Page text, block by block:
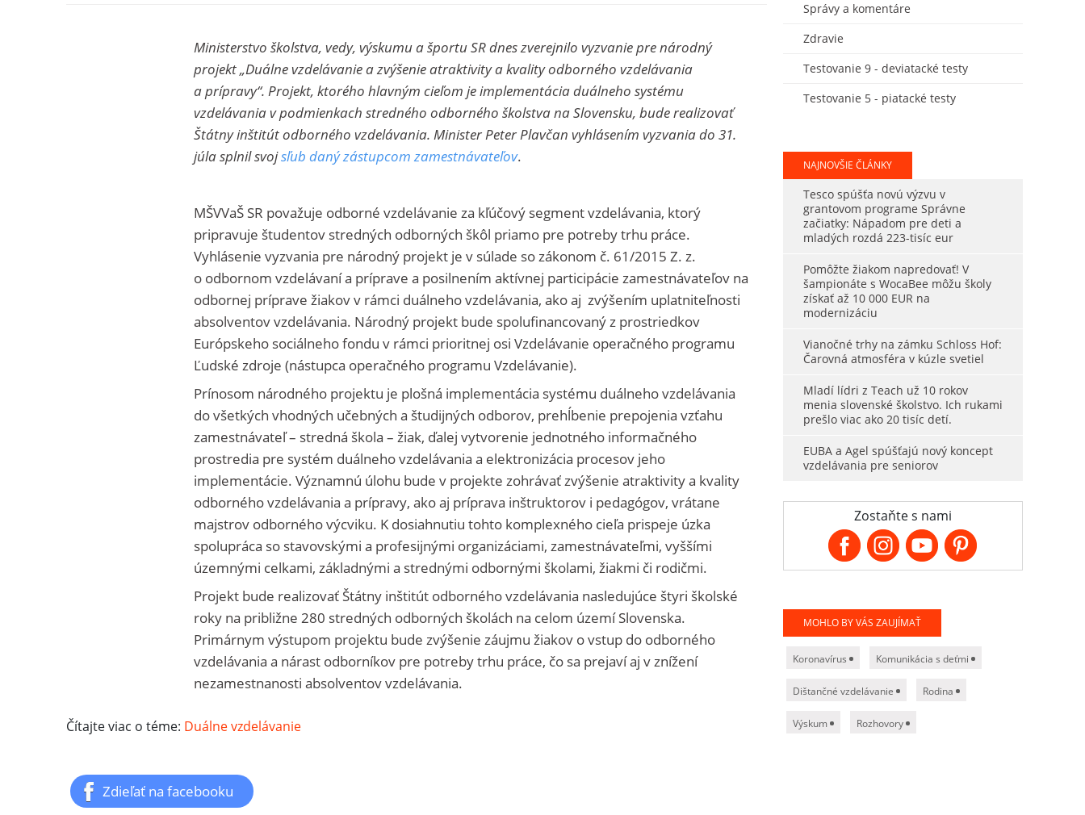
Ministerstvo školstva, vedy, výskumu a športu SR dnes zverejnilo vyzvanie pre národný
projekt „Duálne vzdelávanie a zvýšenie atraktivity a kvality odborného vzdelávania
a prípravy“. Projekt, ktorého hlavným cieľom je implementácia duálneho systému
vzdelávania v podmienkach stredného odborného školstva na Slovensku, bude realizovať
Štátny inštitút odborného vzdelávania. Minister Peter Plavčan vyhlásením vyzvania do 31.
júla splnil svojsľub daný zástupcom zamestnávateľov.
MŠVVaŠ SR považuje odborné vzdelávanie za kľúčový segment vzdelávania, ktorý
pripravuje študentov stredných odborných škôl priamo pre potreby trhu práce.
Vyhlásenie vyzvania pre národný projekt je v súlade so zákonom č. 61/2015 Z. z.
o odbornom vzdelávaní a príprave a posilnením aktívnej participácie zamestnávateľov na
odbornej príprave žiakov v rámci duálneho vzdelávania, ako aj zvýšením uplatniteľnosti
absolventov vzdelávania. Národný projekt bude spolufinancovaný z prostriedkov
Európskeho sociálneho fondu v rámci prioritnej osi Vzdelávanie operačného programu
Ľudské zdroje (nástupca operačného programu Vzdelávanie).
Prínosom národného projektu je plošná implementácia systému duálneho vzdelávania
do všetkých vhodných učebných a študijných odborov, prehĺbenie prepojenia vzťahu
zamestnávateľ – stredná škola – žiak, ďalej vytvorenie jednotného informačného
prostredia pre systém duálneho vzdelávania a elektronizácia procesov jeho
implementácie. Významnú úlohu bude v projekte zohrávať zvýšenie atraktivity a kvality
odborného vzdelávania a prípravy, ako aj príprava inštruktorov i pedagógov, vrátane
majstrov odborného výcviku. K dosiahnutiu tohto komplexného cieľa prispeje úzka
spolupráca so stavovskými a profesijnými organizáciami, zamestnávateľmi, vyššími
územnými celkami, základnými a strednými odbornými školami, žiakmi či rodičmi.
Projekt bude realizovať Štátny inštitút odborného vzdelávania nasledujúce štyri školské
roky na približne 280 stredných odborných školách na celom území Slovenska.
Primárnym výstupom projektu bude zvýšenie záujmu žiakov o vstup do odborného
vzdelávania a nárast odborníkov pre potreby trhu práce, čo sa prejaví aj v znížení
nezamestnanosti absolventov vzdelávania.
Čítajte viac o téme: Duálne vzdelávanie
Zdieľať na facebooku
Správy a komentáre
Zdravie
Testovanie 9 - deviatacké testy
Testovanie 5 - piatacké testy
NAJNOVŠIE ČLÁNKY
Tesco spúšťa novú výzvu v
grantovom programe Správne
začiatky: Nápadom pre deti a
mladých rozdá 223-tisíc eur
Pomôžte žiakom napredovať! V
šampionáte s WocaBee môžu školy
získať až 10 000 EUR na
modernizáciu
Vianočné trhy na zámku Schloss Hof:
Čarovná atmosféra v kúzle svetiel
Mladí lídri z Teach už 10 rokov
menia slovenské školstvo. Ich rukami
prešlo viac ako 20 tisíc detí.
EUBA a Agel spúšťajú nový koncept
vzdelávania pre seniorov
Zostaňte s nami
MOHLO BY VÁS ZAUJÍMAŤ
Koronavírus Komunikácia s deťmi
Dištančné vzdelávanie Rodina
Výskum Rozhovory